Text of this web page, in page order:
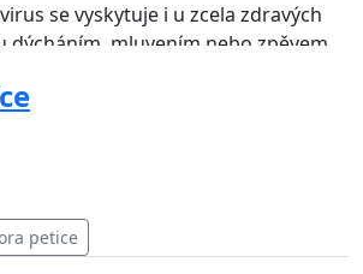
se vyskytuje i u zcela zdravých
dýcháním, mluvením nebo zpěvem
pak musí probíhat za důsledného
všem 4 výše zmíněným a takto
petice